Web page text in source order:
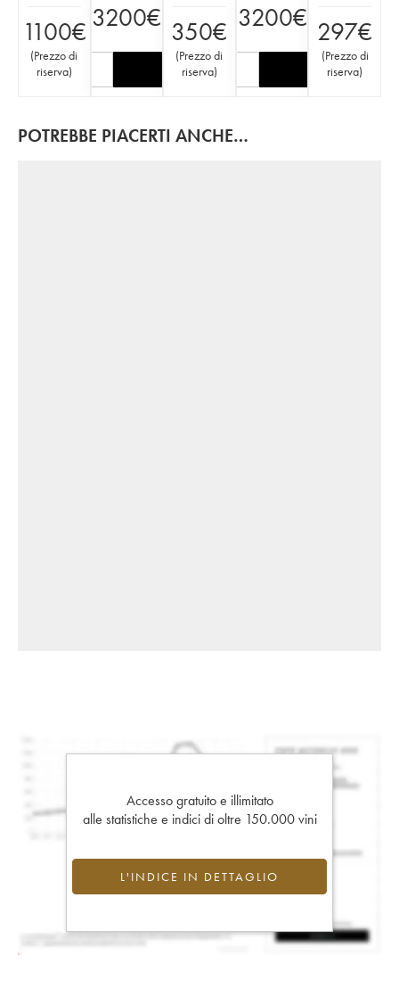
1100€
(Prezzo di
riserva)
3200€ 350€
(Prezzo di
riserva)
3200€ 297€
(Prezzo di
riserva)
POTREBBE PIACERTI ANCHE…
Accesso gratuito e illimitato
alle statistiche e indici di oltre 150.000 vini
L'INDICE IN DETTAGLIO